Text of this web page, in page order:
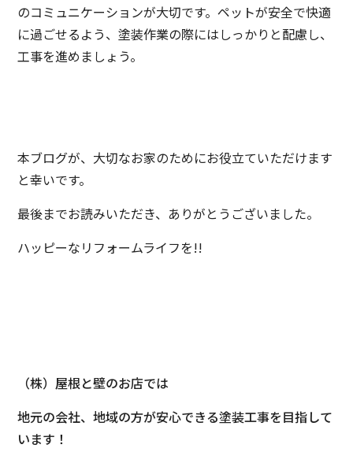
のコミュニケーションが大切です。ペットが安全で快適
に過ごせるよう、塗装作業の際にはしっかりと配慮し、
工事を進めましょう。
本ブログが、大切なお家のためにお役立ていただけます
と幸いです。
最後までお読みいただき、ありがとうございました。
ハッピーなリフォームライフを!!
（株）屋根と壁のお店では
地元の会社、地域の方が安心できる塗装工事を目指して
います！